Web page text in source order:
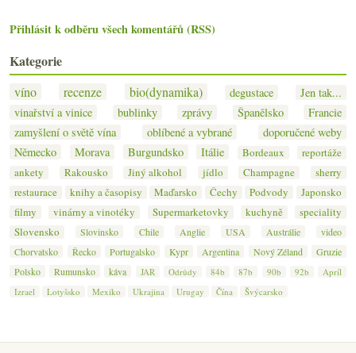
Přihlásit k odběru všech komentářů (RSS)
Kategorie
víno recenze bio(dynamika) degustace
Jen tak...
vinařství a vinice
bublinky zprávy Španělsko
Francie
zamyšlení o světě vína
oblíbené a vybrané
doporučené weby
Německo
Morava Burgundsko Itálie Bordeaux
reportáže
ankety
Rakousko Jiný alkohol jídlo Champagne
sherry
restaurace
knihy a časopisy Maďarsko Čechy Podvody
Japonsko
filmy
vinárny a vinotéky Supermarketovky kuchyně
speciality
Slovensko
Slovinsko Chile Anglie USA Austrálie
video
Chorvatsko
Řecko Portugalsko Kypr Argentina Nový Zéland
Gruzie
Polsko
Rumunsko káva JAR Odrůdy 84b 87b 90b 92b
Apríl
Izrael
Lotyšsko Mexiko Ukrajina Urugay Čína Švýcarsko